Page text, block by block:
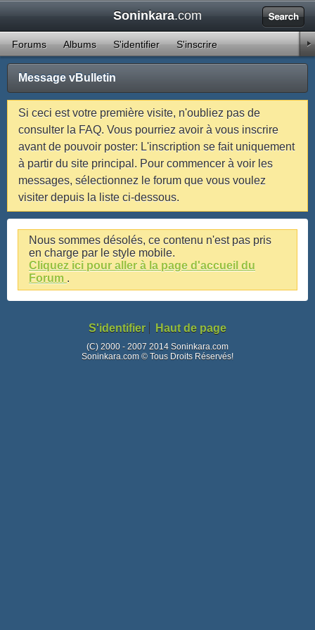
Soninkara.com
Forums Albums S'identifier S'inscrire
Message vBulletin
Si ceci est votre première visite, n'oubliez pas de
consulter la FAQ. Vous pourriez avoir à vous inscrire
avant de pouvoir poster: L'inscription se fait uniquement
à partir du site principal. Pour commencer à voir les
messages, sélectionnez le forum que vous voulez
visiter depuis la liste ci-dessous.
Nous sommes désolés, ce contenu n'est pas pris
en charge par le style mobile.
Cliquez ici pour aller à la page d'accueil du
Forum .
S'identifier Haut de page
(C) 2000 - 2007 2014 Soninkara.com
Soninkara.com © Tous Droits Réservés!
1 2 3 4 5 6 7 8 9 10 11 12 13 14 15 16 17 18 19 20 21 22 23 24 25 26
27 28 29 30 31 32 33 34 35 36 37 38 39 40 41 42 43 44 45 46 47 48
49 50 51 52 53 54 55 56 57 58 59 60 61 62 63 64 65 66 67 68 69 70